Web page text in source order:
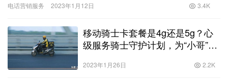
历。 你…
电话营销服务 2023年1月12日 3.4K
移动骑士卡套餐是4g还是5g？心
级服务骑士守护计划，为“小哥”打
2023年1月26日 2.2K